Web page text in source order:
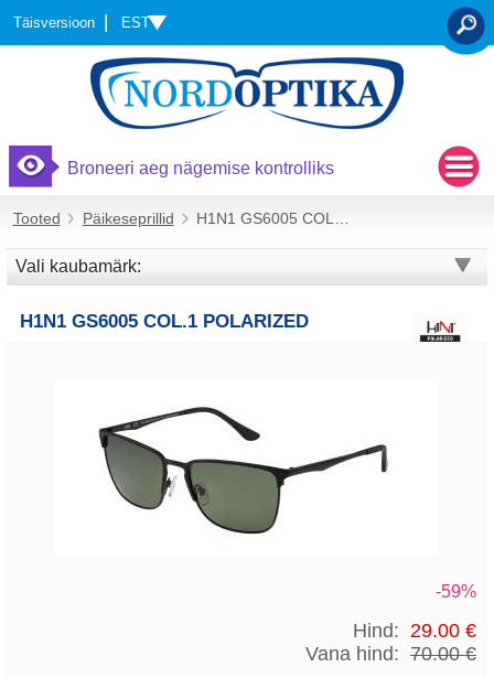
Täisversioon EST
Broneeri aeg nägemise kontrolliks
Tooted Päikeseprillid H1N1 GS6005 COL.1 Polarized
Vali kaubamärk:
H1N1 GS6005 COL.1 POLARIZED
-59%
Hind: 29.00 €
Vana hind:70.00 €